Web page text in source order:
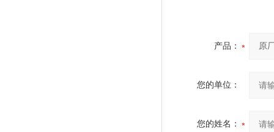
产品：
您的单位：
您的姓名：